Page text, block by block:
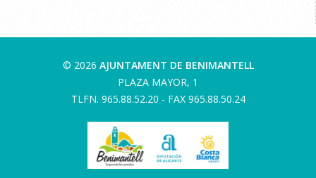
© 2026 AJUNTAMENT DE BENIMANTELL
PLAZA MAYOR, 1
TLFN. 965.88.52.20 - FAX 965.88.50.24